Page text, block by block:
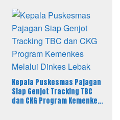
Perizinan PT PAM
Kepala Puskesmas Pajagan
Siap Genjot Tracking TBC
dan CKG Program Kemenkes